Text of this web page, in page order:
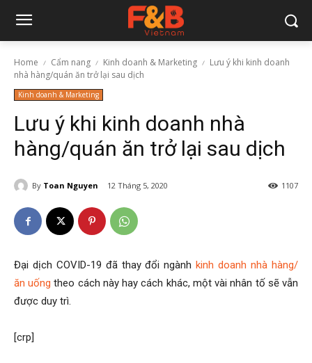
Home Cẩm nang Kinh doanh & Marketing
Lưu ý khi kinh doanh
nhà hàng/quán ăn trở lại sau dịch
Kinh doanh & Marketing
Lưu ý khi kinh doanh nhà
hàng/quán ăn trở lại sau dịch
By Toan Nguyen 12 Tháng 5, 2020 1107
Đại dịch COVID-19 đã thay đổi ngànhkinh doanh nhà hàng/
ăn uống theo cách này hay cách khác, một vài nhân tố sẽ vẫn
được duy trì.
[crp]